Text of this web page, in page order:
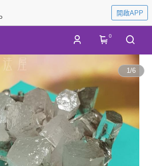
開啟APP
0
1/6